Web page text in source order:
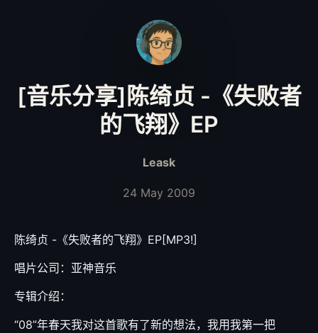
[音乐分享]陈绮贞 -《失败者
的飞翔》EP
Leask
24 May 2009
陈绮贞 -《失败者的飞翔》EP[MP3!]
唱片公司：亚神音乐
专辑介绍：
“08”年春天我对这首歌有了新的想法，我用我第一把